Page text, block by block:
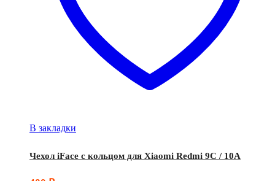
В закладки
Чехол iFace с кольцом для Xiaomi Redmi 9C / 10A